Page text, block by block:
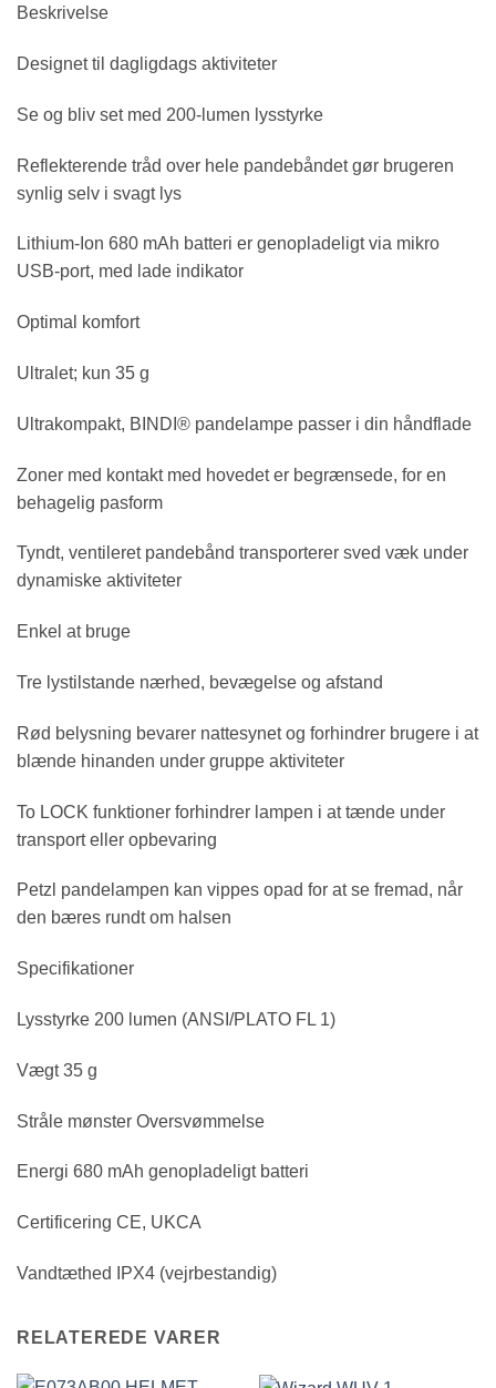
Beskrivelse
Designet til dagligdags aktiviteter
Se og bliv set med 200-lumen lysstyrke
Reflekterende tråd over hele pandebåndet gør brugeren
synlig selv i svagt lys
Lithium-Ion 680 mAh batteri er genopladeligt via mikro
USB-port, med lade indikator
Optimal komfort
Ultralet; kun 35 g
Ultrakompakt, BINDI® pandelampe passer i din håndflade
Zoner med kontakt med hovedet er begrænsede, for en
behagelig pasform
Tyndt, ventileret pandebånd transporterer sved væk under
dynamiske aktiviteter
Enkel at bruge
Tre lystilstande nærhed, bevægelse og afstand
Rød belysning bevarer nattesynet og forhindrer brugere i at
blænde hinanden under gruppe aktiviteter
To LOCK funktioner forhindrer lampen i at tænde under
transport eller opbevaring
Petzl pandelampen kan vippes opad for at se fremad, når
den bæres rundt om halsen
Specifikationer
Lysstyrke 200 lumen (ANSI/PLATO FL 1)
Vægt 35 g
Stråle mønster Oversvømmelse
Energi 680 mAh genopladeligt batteri
Certificering CE, UKCA
Vandtæthed IPX4 (vejrbestandig)
RELATEREDE VARER